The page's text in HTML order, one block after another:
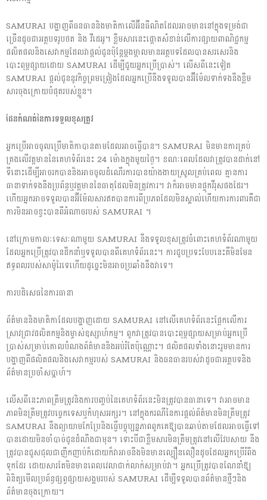
SAMURAI បង្ហាញពីធនធាននិងមាតិកាលើអ៊ីនធឺណិតដែលអាចមាននៅក្នុងទម្រង់ជា
ច្រើនដូចជាអត្ថបទរូបថត និង វីដេអូ។ ខ្លឹមសារនេះផ្តោតសំខាន់លើការផ្សាយពាណិជ្ជកម្ម
ផលិតផលនិងសេវាកម្មដែលវាផ្តល់ជូនប៉ុន្តែម្តងម្កាលមានអត្ថបទដែលបានសរសេរនិង
បោះពុម្ពផ្សាយដោយ SAMURAI ដើម្បីជួយអ្នកប្រើប្រាស់។ លើសពីនេះទៀត
SAMURAI ផ្តល់ជូននូវកិច្ចព្រមព្រៀងដែលអ្នកប្រើនឹងទទួលបានអ៊ីម៉ែលទាក់ទងនឹងខ្លឹម
សារចុងក្រោយបំផុតរបស់ខ្លួន។
ដែន​កំណត់​នៃ​ការទទួលខុសត្រូវ
អ្នកប្រើអាចចូលប្រើមាតិកាបានតាមដែលអាចធ្វើបាន។ SAMURAI មិនមានការគ្រប់
គ្រងលើវត្តមាននៃគេហទំព័រនេះ 24 ម៉ោងក្នុងមួយថ្ងៃ។ ខណៈពេលដែលវាត្រូវបានដាក់នៅ
ទីនោះដើម្បីអាចរកបាននិងអាចចូលដំណើរការបានយ៉ាងងាយស្រួលគ្រប់ពេល គ្មានការ
ធានាទាក់ទងនឹងប្រព័ន្ធឬវត្តមាននៃធាតុដែលមិនត្រូវការ។ វាក៏អាចមានផ្ទុកវីរុសផងដែរ។
ហើយអ្នកអាចទទួលបានអ៊ីម៉ែលសារឥតបានការពីប្រភពដែលមិនស្គាល់ហើយការការពារគឺជា
ការមិនអាចខ្វះបានពីអំណាចរបស់ SAMURAI ។
នៅក្រោមកាលៈទេសៈណាមួយ SAMURAI នឹងទទួលខុសត្រូវចំពោះគេហទំព័រណាមួយ
ដែលអ្នកប្រើត្រូវបានដឹកនាំឬទទួលបានពីគេហទំព័រនេះ។ ការជួបប្រទះបែបនេះគឺមិនមែន
ឥទ្ធពលរបស់សាម៉ូរៃទេហើយដូច្នេះមិនអាចប្រឆាំងនឹងវាទេ។
ការបដិសេធនៃការធានា
ព័ត៌មាននិងមាតិកាដែលបង្ហាញដោយ SAMURAI នៅលើគេហទំព័រនេះផ្អែកលើការ
ស្រាវជ្រាវផលិតកម្មនិងម្ចាស់ឧស្សាហ៍កម្ម។ ពួកវាត្រូវបានបោះពុម្ពផ្សាយសម្រាប់អ្នកប្រើ
ប្រាស់សម្រាប់គោលបំណងព័ត៌មាននិងអប់រំតែប៉ុណ្ណោះ។ ផលិតផលទាំងនោះរួមមានការ
បង្ហាញពីផលិតផលនិងសេវាកម្មរបស់ SAMURAI និងធនធានរបស់វាដូចជាអត្ថបទនិង
ព័ត៌មានប្រចាំសប្តាហ៍។
លើសពីនេះភាពត្រឹមត្រូវនិងការបញ្ចប់នៃគេហទំព័រនេះមិនត្រូវបានធានាទេ។ វាអាចមាន
ភាពមិនត្រឹមត្រូវបច្ចេកទេសឬកំហុសអក្សរ។ នៅក្នុងករណីនៃការផ្តល់ព័ត៌មានមិនត្រឹមត្រូវ
SAMURAI នឹងព្យាយាមកែប្រែនិងធ្វើបច្ចុប្បន្នភាពពួកគេឱ្យបានឆាប់តាមដែលអាចធ្វើទៅ
បានដោយមិនចាំបាច់ជូនដំណឹងជាមុន។ ទោះបីជាខ្លឹមសារមិនត្រឹមត្រូវនៅលើវែបសាយ នឹង
ត្រូវបានជួសជុលជាញឹកញាប់ក៏ដោយក៏វាអាចនឹងមិនមានល្បឿនលឿនដូចដែលអ្នកប្រើរំពឹង
ទុកដែរ ដោយសារតែមិនមានពេលវេលាជាក់លាក់សម្រាប់វា។ អ្នកប្រើត្រូវបានណែនាំឱ្យ
ពិនិត្យមើលប្រព័ន្ធផ្សព្វផ្សាយសង្គមរបស់ SAMURAI ដើម្បីទទួលបានព័ត៌មានថ្មីៗនិង
ព័ត៌មានចុងក្រោយ។